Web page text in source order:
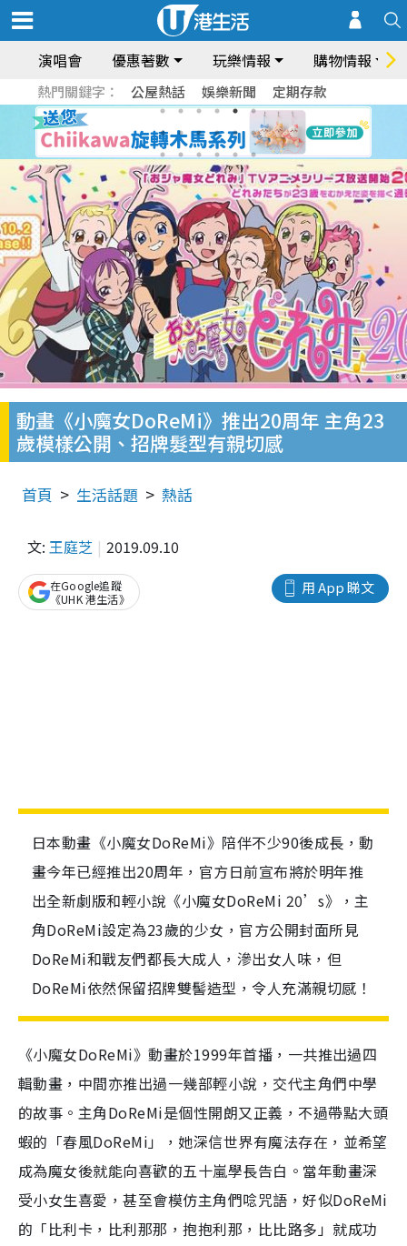
演唱會 優惠著數 玩樂情報 購物情報
熱門關鍵字： 公屋熱話 娛樂新聞 定期存款
動畫《小魔女DoReMi》推出20周年 主角23
歲模樣公開、招牌髮型有親切感
首頁 生活話題 熱話
文: 王庭芝 2019.09.10
用 App 睇文
在Google追蹤
《UHK 港生活》
日本動畫《小魔女DoReMi》陪伴不少90後成長，動
畫今年已經推出20周年，官方日前宣布將於明年推
出全新劇版和輕小說《小魔女DoReMi 20’s》，主
角DoReMi設定為23歲的少女，官方公開封面所見
DoReMi和戰友們都長大成人，滲出女人味，但
DoReMi依然保留招牌雙髻造型，令人充滿親切感！
《小魔女DoReMi》動畫於1999年首播， 一共推出過四
輯動畫 ， 中間亦推出過一幾部輕小說，交代主角們中學
的故事。 主角DoReMi是個性開朗又正義，不過帶點大頭
蝦的「春風DoReMi」，她深信世界有魔法存在，並希望
成為魔女後就能向喜歡的五十嵐學長告白。當年動畫深
受小女生喜愛，甚至會模仿主角們唸咒語，好似DoReMi
的 「比利卡，比利那那，抱抱利那，比比路多」就成功